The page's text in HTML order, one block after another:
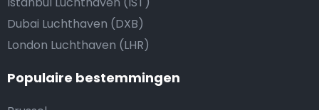
Dubai Luchthaven (DXB)
London Luchthaven (LHR)
Populaire bestemmingen